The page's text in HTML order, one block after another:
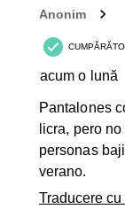
Anonim
acum o lună
Pantalones
licra, pero
personas
verano.
Traducere